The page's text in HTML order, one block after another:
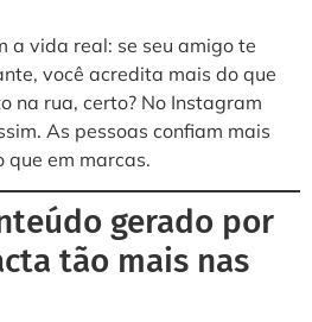
a vida real: se seu amigo te
você acredita mais do que
na rua, certo? No Instagram
As pessoas confiam mais
que em marcas.
gerado por
tão mais nas